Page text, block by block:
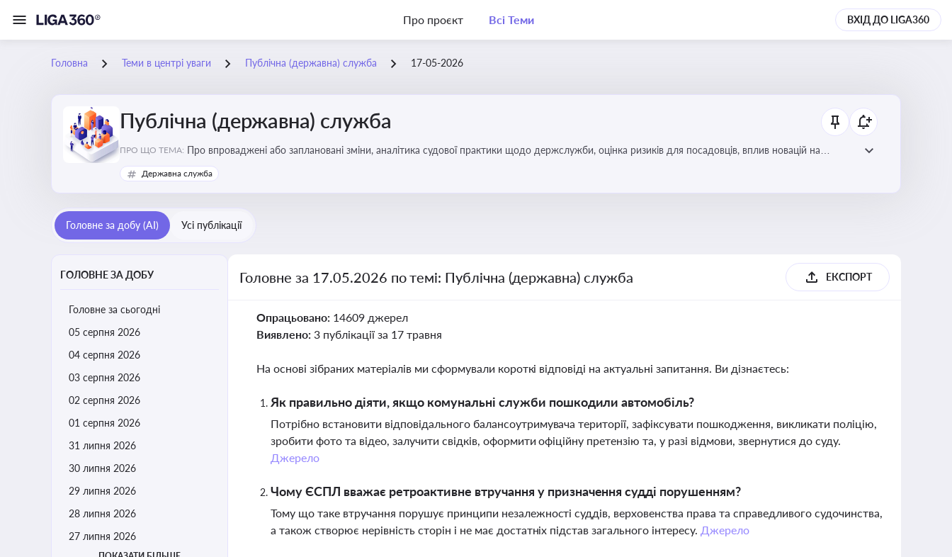
Про проєкт Всі Теми ВХІД ДО LIGA360
Головна Теми в центрі уваги Публічна (державна) служба 17-05-2026
Публічна (державна) служба
ПРО ЩО ТЕМА: Про впроваджені або заплановані зміни, аналітика судової практики щодо держслужби, оцінка ризиків для посадовців, вплив новацій на
організаційну структуру, трудові відносини в органах влади, дотримання етичних стандартів
Державна служба
Головне за добу (AI) Усі публікації
ГОЛОВНЕ ЗА ДОБУ
Головне за сьогодні
05 серпня 2026
04 серпня 2026
03 серпня 2026
02 серпня 2026
01 серпня 2026
31 липня 2026
30 липня 2026
29 липня 2026
28 липня 2026
27 липня 2026
Головне за 17.05.2026 по темі: Публічна (державна) служба ЕКСПОРТ
Опрацьовано: 14609 джерел
Виявлено: 3 публікації за 17 травня
На основі зібраних матеріалів ми сформували короткі відповіді на актуальні запитання. Ви дізнаєтесь:
Як правильно діяти, якщо комунальні служби пошкодили автомобіль?
Потрібно встановити відповідального балансоутримувача території, зафіксувати пошкодження, викликати поліцію,
зробити фото та відео, залучити свідків, оформити офіційну претензію та, у разі відмови, звернутися до суду.
Джерело
Чому ЄСПЛ вважає ретроактивне втручання у призначення судді порушенням?
Тому що таке втручання порушує принципи незалежності суддів, верховенства права та справедливого судочинства,
а також створює нерівність сторін і не має достатніх підстав загального інтересу. Джерело